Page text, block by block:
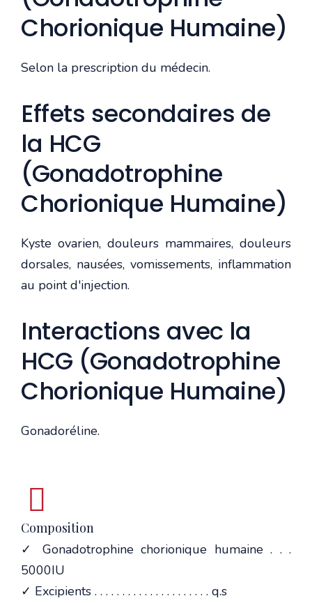
Chorionique Humaine)
Selon la prescription du médecin.
Effets secondaires de
la HCG
(Gonadotrophine
Chorionique Humaine)
Kyste ovarien, douleurs mammaires, douleurs
dorsales, nausées, vomissements, inflammation
au point d'injection.
Interactions avec la
HCG (Gonadotrophine
Chorionique Humaine)
Gonadoréline.
Composition
✓ Gonadotrophine chorionique humaine . . .
5000IU
✓ Excipients . . . . . . . . . . . . . . . . . . . . . q.s